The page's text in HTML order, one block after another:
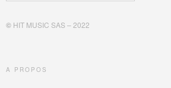
© HIT MUSIC SAS – 2022
A PROPOS